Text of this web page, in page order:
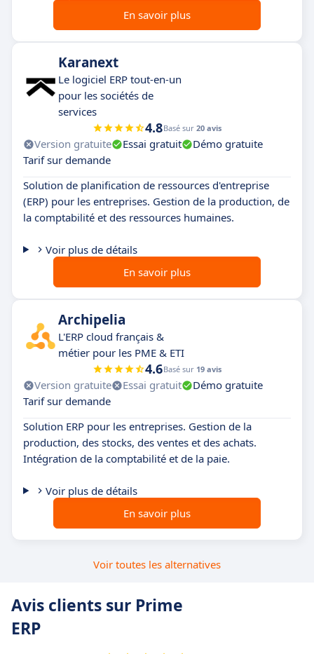
En savoir plus
Karanext
Le logiciel ERP tout-en-un
pour les sociétés de
services
4.8Basé sur 20 avis
Version gratuite Essai gratuit
Démo gratuite
Tarif sur demande
Solution de planification de ressources d'entreprise
(ERP) pour les entreprises. Gestion de la production, de
la comptabilité et des ressources humaines.
Voir plus de détails
En savoir plus
Archipelia
L'ERP cloud français &
métier pour les PME & ETI
4.6Basé sur 19 avis
Version gratuite Essai gratuit
Démo gratuite
Tarif sur demande
Solution ERP pour les entreprises. Gestion de la
production, des stocks, des ventes et des achats.
Intégration de la comptabilité et de la paie.
Voir plus de détails
En savoir plus
Voir toutes les alternatives
Avis clients sur Prime
ERP